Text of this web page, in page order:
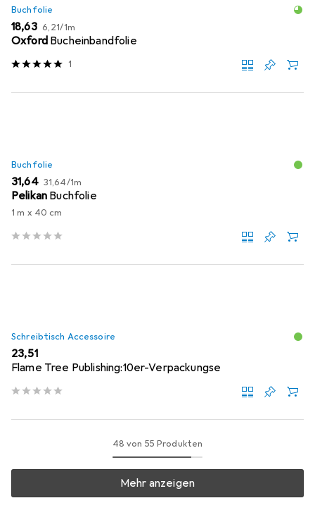
Buchfolie
EUR
18,63 EUR
6,21/1m
Oxford Bucheinbandfolie
1
Buchfolie
EUR
31,64 EUR
31,64/1m
Pelikan Buchfolie
1 m x 40 cm
Schreibtisch Accessoire
EUR
23,51
Flame Tree Publishing:10er-Verpackungse
48 von 55 Produkten
Mehr anzeigen